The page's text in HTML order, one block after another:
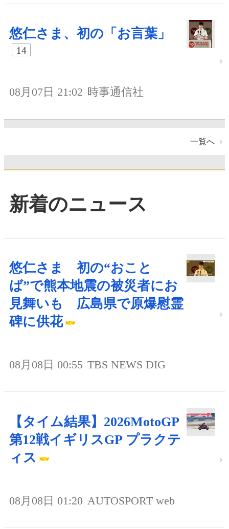
悠仁さま、初の「お言葉」
14
08月07日 21:02 時事通信社
一覧へ
新着のニュース
悠仁さま 初の“おこと
ば”で熊本地震の被災者にお
見舞いも 広島県で原爆慰霊
碑に供花
08月08日 00:55 TBS NEWS DIG
【タイム結果】2026MotoGP
第12戦イギリスGP プラクテ
ィス
08月08日 01:20 AUTOSPORT web